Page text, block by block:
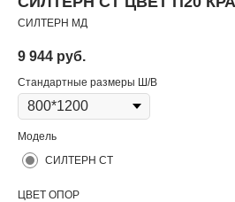
СИЛТЕРН МД
9 944 руб.
Стандартные размеры Ш/В
Модель
СИЛТЕРН СТ
ЦВЕТ ОПОР